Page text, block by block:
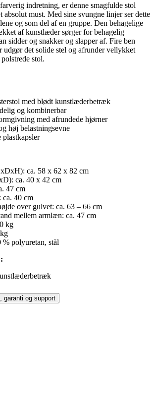
indretning, er denne smagfulde stol
absolut must. Med sine svungne linjer ser dette
og som del af en gruppe. Den behagelige
af kunstlæder sørger for behagelig
sidder og snakker og slapper af. Fire ben
udgør det solide stel og afrunder vellykket
stol.
med blødt kunstlæderbetræk
og kombinerbar
med afrundede hjørner
høj belastningsevne
plastkapsler
ca. 58 x 62 x 82 cm
ca. 40 x 42 cm
47 cm
40 cm
over gulvet: ca. 63 – 66 cm
mellem armlæn: ca. 47 cm
kg
% polyuretan, stål
garanti og support